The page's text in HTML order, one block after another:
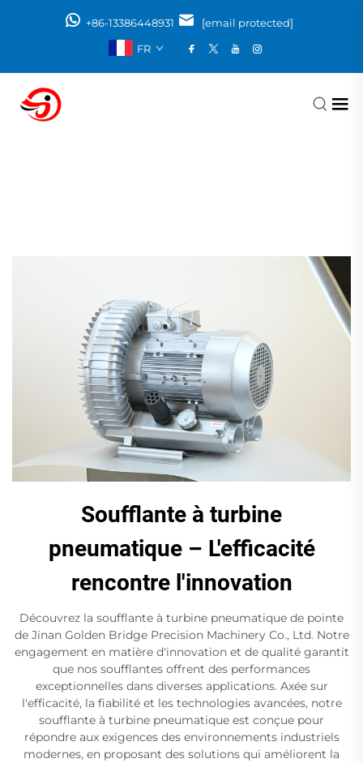
+86-13386448931
[email protected]
FR
Soufflante à turbine
pneumatique – L'efficacité
rencontre l'innovation
Découvrez la soufflante à turbine pneumatique de pointe
de Jinan Golden Bridge Precision Machinery Co., Ltd. Notre
engagement en matière d'innovation et de qualité garantit
que nos soufflantes offrent des performances
exceptionnelles dans diverses applications. Axée sur
l'efficacité, la fiabilité et les technologies avancées, notre
soufflante à turbine pneumatique est conçue pour
répondre aux exigences des environnements industriels
modernes, en proposant des solutions qui améliorent la